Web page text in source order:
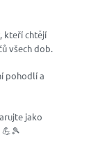
kteří chtějí
všech dob.
pohodlí a
jako